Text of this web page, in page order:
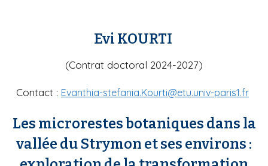
Evi KOURTI
(Contrat doctoral 2024-2027)
Contact : Evanthia-stefania.Kourti@etu.univ-paris1.fr
Les microrestes botaniques dans la
vallée du Strymon et ses environs :